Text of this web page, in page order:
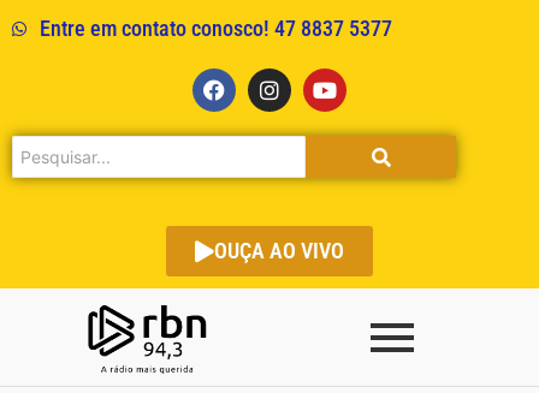
Entre em contato conosco! 47 8837 5377
OUÇA AO VIVO